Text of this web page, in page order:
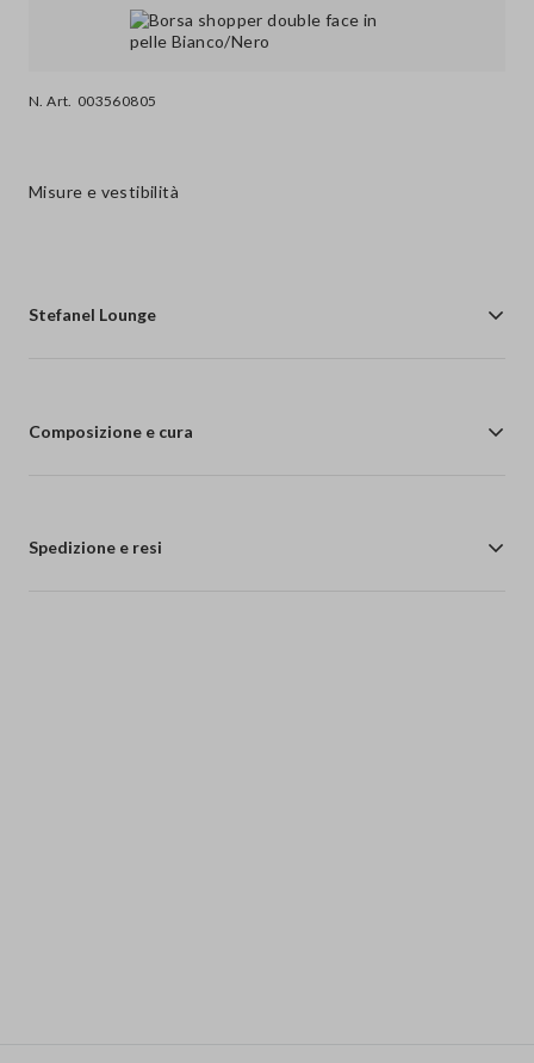
N. Art. 003560805
Misure e vestibilità
Stefanel Lounge
Composizione e cura
Spedizione e resi